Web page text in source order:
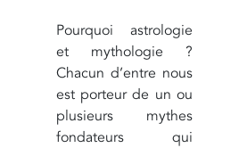
Pourquoi astrologie
et mythologie ?
Chacun d’entre nous
est porteur de un ou
plusieurs mythes
fondateurs qui